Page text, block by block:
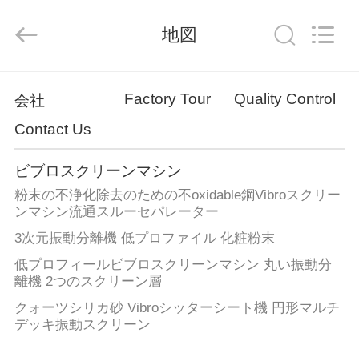
家
へ
製
品
わ
た
し
2020
Co.,Ltd.
Reserved.
地図
会社 Factory Tour
Quality Control
Contact Us
ビブロスクリーンマシン
粉末の不浄化除去のための不oxidable鋼Vibroスクリー
ンマシン流通スルーセパレーター
3次元振動分離機 低プロファイル 化粧粉末
低プロフィールビブロスクリーンマシン 丸い振動分
離機 2つのスクリーン層
クォーツシリカ砂 Vibroシッターシート機 円形マルチ
デッキ振動スクリーン